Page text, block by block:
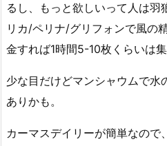
るし、もっと欲しいって人は羽
リカ/ペリナ/グリフォンで風の
金すれば1時間5-10枚くらいは集
少な目だけどマンシャウムで水
ありかも。
カーマスデイリーが簡単なので